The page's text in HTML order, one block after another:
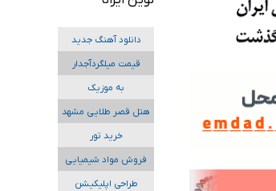
دانلود آهنگ جدید
قیمت میلگردآجدار
به موزیک
هتل قصر طلایی مشهد
خرید تور
فروش مواد شیمیایی
طراحی اپلیکیشن